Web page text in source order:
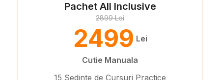
Pachet All Inclusive
2899 Lei
2499 Lei
Cutie Manuala
15 Sedinte de Cursuri Practice